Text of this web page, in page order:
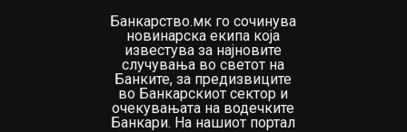
Банкарство.мк го сочинува
новинарска екипа која
известува за најновите
случувања во светот на
Банките, за предизвиците
во Банкарскиот сектор и
очекувањата на водечките
Банкари. На нашиот портал